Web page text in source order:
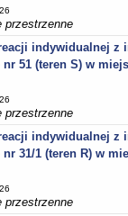
publicznych
PLN
przestrzenne
indywidualnej z
nr 51 (teren S) w
przestrzenne
indywidualnej z
31/1 (teren R) w
przestrzenne